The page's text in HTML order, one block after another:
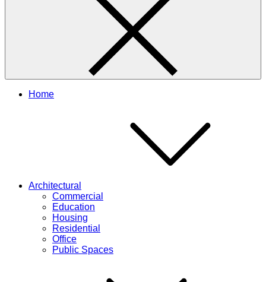
Home
Architectural
Commercial
Education
Housing
Residential
Office
Public Spaces